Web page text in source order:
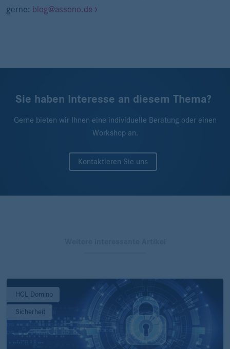
gerne: blog@assono.de
Sie haben Interesse an diesem Thema?
Gerne bieten wir Ihnen eine individuelle Beratung oder einen
Workshop an.
Kontaktieren Sie uns
HCL Domino
Sicherheit